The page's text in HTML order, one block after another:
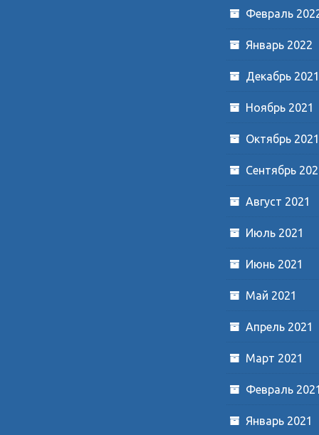
Февраль
Январь 2022
Декабрь 2021
Ноябрь 2021
Октябрь 2021
Сентябрь
Август 2021
Июль 2021
Июнь 2021
Май 2021
Апрель 2021
Март 2021
Февраль
Январь 2021